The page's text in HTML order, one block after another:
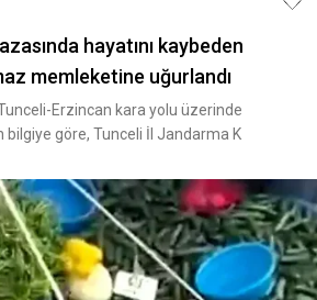
hayatını kaybeden
memleketine uğurlandı
Erzincan kara yolu üzerinde
bilgiye göre, Tunceli İl Jandarma K